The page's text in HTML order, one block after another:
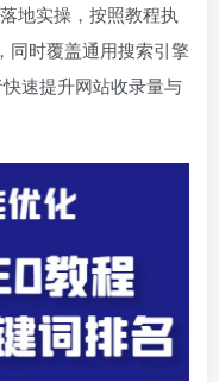
地实操，按照教程执
同时覆盖通用搜索引擎
速提升网站收录量与